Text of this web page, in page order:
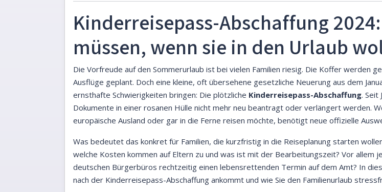
Kinderreisepass-Abschaffung
müssen, wenn sie in den Urlaub
Die Vorfreude auf den Sommerurlaub ist bei vielen Familien riesig. Die Koffer werden
Ausflüge geplant. Doch eine kleine, oft übersehene gesetzliche Neuerung aus dem
ernsthafte Schwierigkeiten bringen: Die plötzliche Kinderreisepass-Abschaffung. Seit
Dokumente in einer rosanen Hülle nicht mehr neu beantragt oder verlängert werden.
europäische Ausland oder gar in die Ferne reisen möchte, benötigt neue offizielle
Was bedeutet das konkret für Familien, die kurzfristig in die Reiseplanung starten
welche Kosten kommen auf Eltern zu und was ist mit der Bearbeitungszeit? Vor allem
deutschen Bürgerbüros rechtzeitig einen lebensrettenden Termin auf dem Amt? In
nach der Kinderreisepass-Abschaffung ankommt und wie Sie den Familienurlaub